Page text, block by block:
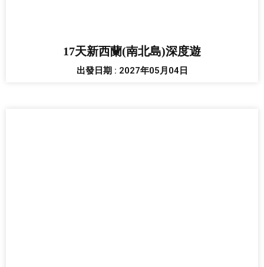
17天新西蘭(南北島)深度遊
出發日期 : 2027年05月04日